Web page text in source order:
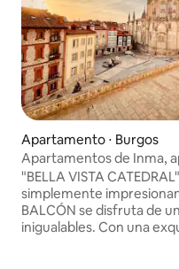
Apartamento ⋅ Burgos
Apartamentos de Inma,
espetacular
"BELLA VISTA
simplemente
BALCÓN se disfruta de
inigualables. Con una